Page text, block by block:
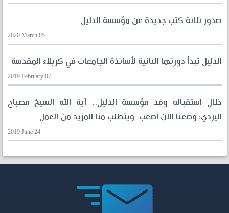
صدور ثلاثة كتب جديدة عن مؤسسة الدليل
2020 March 05
الدليل تبدأ دورتها الثانية لأساتذة الجامعات في كربلاء المقدسة
2019 February 07
خلال استقباله وفد مؤسسة الدليل.. آية الله الشيخ مصباح
اليزدي: وضعنا الآن أصعب، ويتطلب منا المزيد من العمل
2019 June 24